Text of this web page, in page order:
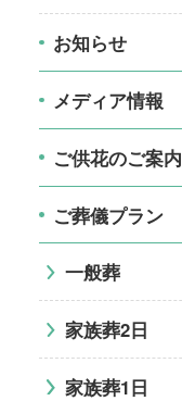
お知らせ
メディア情報
ご供花のご案内
ご葬儀プラン
一般葬
家族葬2日
家族葬1日